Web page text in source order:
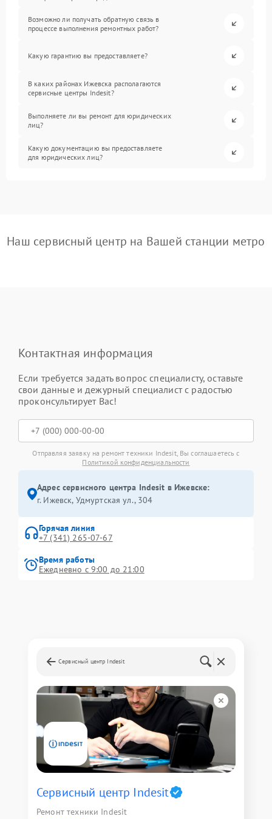
Возможно ли получать обратную связь в
процессе выполнения ремонтных работ?
Какую гарантию вы предоставляете?
В каких районах Ижевска располагаются
сервисные центры Indesit?
Выполняете ли вы ремонт для юридических
лиц?
Какую документацию вы предоставляете
для юридических лиц?
Наш сервисный центр на Вашей станции метро
Контактная информация
Если требуется задать вопрос специалисту, оставьте
свои данные и дежурный специалист с радостью
проконсультирует Вас!
Отправляя заявку на ремонт техники Indesit, Вы соглашаетесь с
Политикой конфиденциальности
Адрес сервисного центра Indesit в Ижевске:
г. Ижевск, Удмуртская ул., 304
Горячая линия
+7 (341) 265-07-67
Время работы
Ежедневно с 9:00 до 21:00
Сервисный центр Indesit
Сервисный центр Indesit
Ремонт техники Indesit